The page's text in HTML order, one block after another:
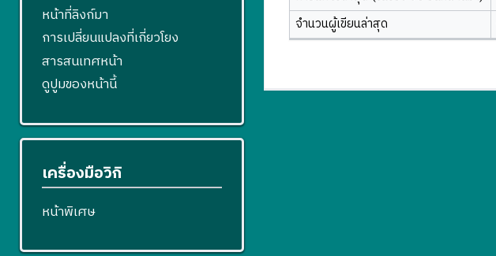
จำนวนผู้เขียนล่าสุด
หน้าที่ลิงก์มา
การเปลี่ยนแปลงที่เกี่ยวโยง
สารสนเทศหน้า
ดูปูมของหน้านี้
เครื่องมือวิกิ
หน้าพิเศษ